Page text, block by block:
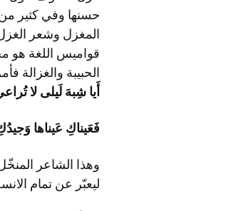
الحبيبة والغزالة
أَيا شِبهَ لَيلى لا
فَعَيناكِ عَيناها
ليعبّر عن تمام